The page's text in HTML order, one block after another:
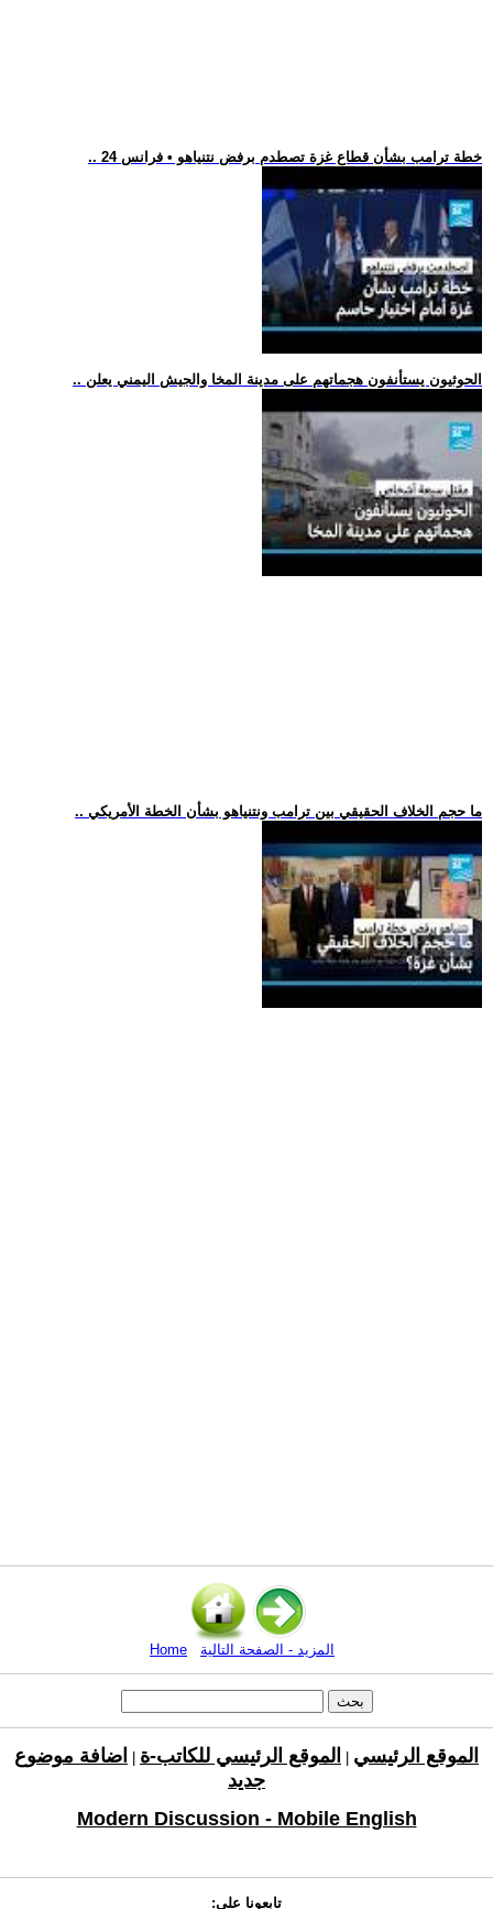
.. خطة ترامب بشأن قطاع غزة تصطدم برفض نتنياهو • فرانس 24
.. الحوثيون يستأنفون هجماتهم على مدينة المخا والجيش اليمني يعلن
.. ما حجم الخلاف الحقيقي بين ترامب ونتنياهو بشأن الخطة الأمريكي
Home المزيد - الصفحة التالية
الموقع الرئيسي الموقع الرئيسي للكاتب-ة
اضافة موضوع
جديد
Modern Discussion - Mobile English
تابعونا على: